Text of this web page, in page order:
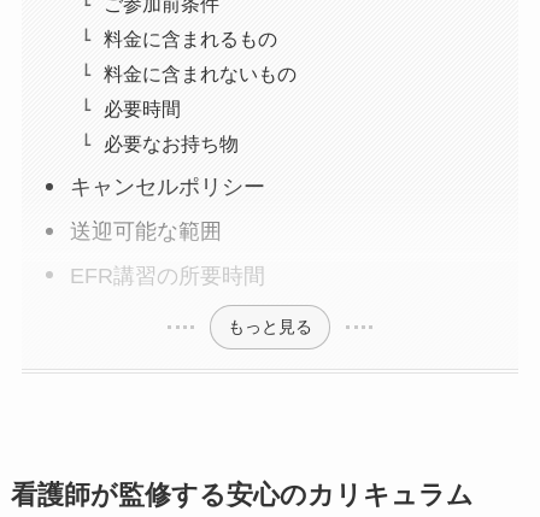
料金に含まれるもの
料金に含まれないもの
必要時間
必要なお持ち物
キャンセルポリシー
送迎可能な範囲
EFR講習の所要時間
もっと見る
看護師が監修する安心のカリキュラム